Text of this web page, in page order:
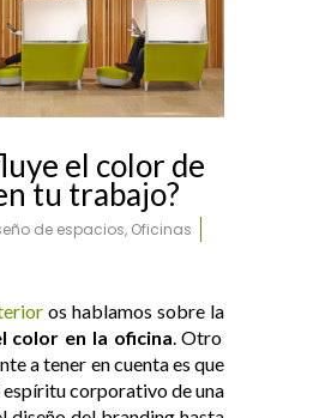
el color de
tu trabajo?
de espacios, Oficinas
os hablamos sobre la
color en la oficina . Otro
a tener en cuenta es que
corporativo de una